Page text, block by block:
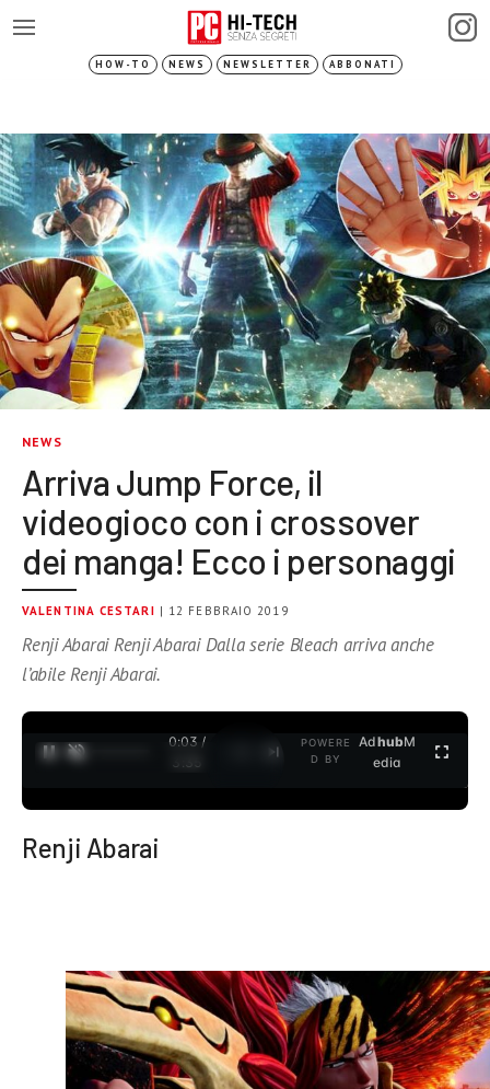
HOW-TO NEWS NEWSLETTER ABBONATI
NEWS
Arriva Jump Force, il
videogioco con i crossover
dei manga! Ecco i personaggi
VALENTINA CESTARI | 12 FEBBRAIO 2019
Renji Abarai Renji Abarai Dalla serie Bleach arriva anche
l’abile Renji Abarai.
0:03 /
3:35
POWERE
D BY
AdhubM
edia
Renji Abarai